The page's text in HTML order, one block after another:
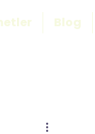
Blog